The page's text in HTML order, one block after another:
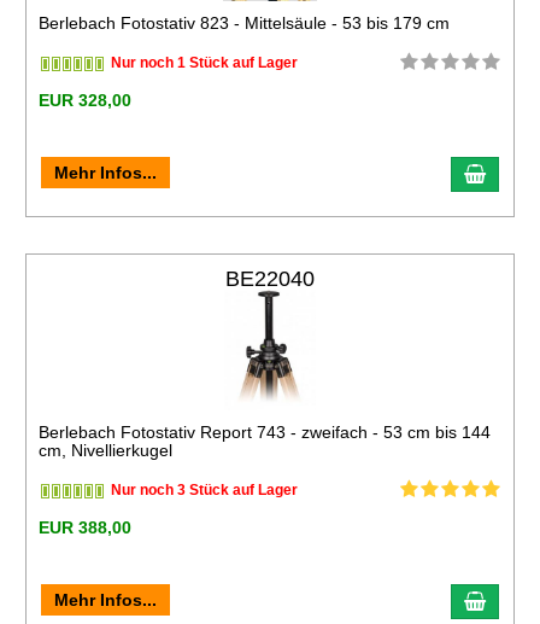
Berlebach Fotostativ 823 - Mittelsäule - 53 bis 179 cm
Nur noch 1 Stück auf Lager
EUR 328,00
Mehr Infos...
BE22040
Berlebach Fotostativ Report 743 - zweifach - 53 cm bis 144
cm, Nivellierkugel
Nur noch 3 Stück auf Lager
EUR 388,00
Mehr Infos...